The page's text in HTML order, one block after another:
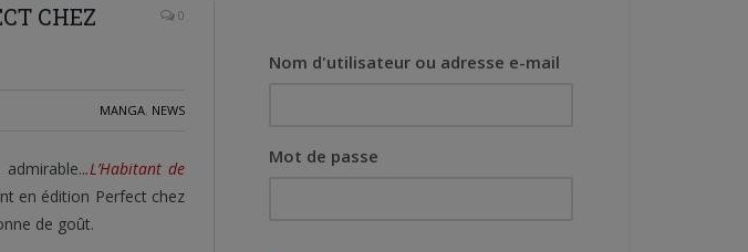
CHEZ
0
MANGA, NEWS
.L’Habitant de
en édition Perfect chez
de goût.
Nom d'utilisateur ou adresse e-mail
Mot de passe